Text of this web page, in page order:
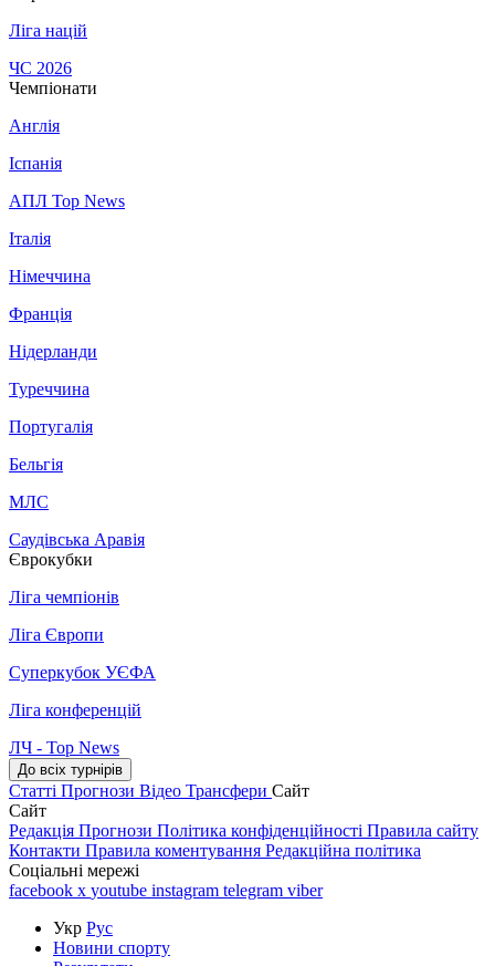
Ліга націй
ЧС 2026
Чемпіонати
Англія
Іспанія
АПЛ Top News
Італія
Німеччина
Франція
Нідерланди
Туреччина
Португалія
Бельгія
МЛС
Саудівська Аравія
Єврокубки
Ліга чемпіонів
Ліга Європи
Суперкубок УЄФА
Ліга конференцій
ЛЧ - Top News
До всіх турнірів
Статті Прогнози Відео Трансфери Сайт
Сайт
Редакція Прогнози Політика конфіденційності Правила сайту
Контакти Правила коментування Редакційна політика
Соціальні мережі
facebook x youtube instagram telegram viber
Укр Рус
Новини спорту